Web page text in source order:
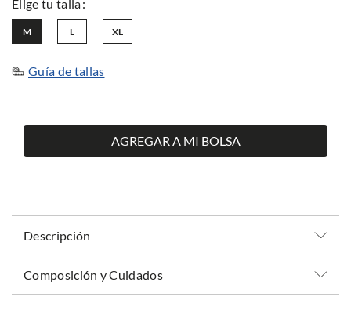
L
M XL
Guía de tallas
AGREGAR A MI BOLSA
Descripción
Composición y Cuidados